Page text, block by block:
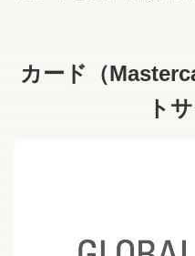
カード（
ト